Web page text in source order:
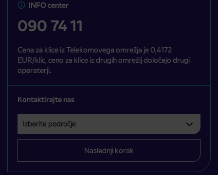
INFO center
090 74 11
Cena za klice iz Telekomovega omrežja je 0,4172
EUR/klic, ceno za klice iz drugih omrežij določajo drugi
operaterji.
Kontaktirajte nas
Izberite področje
Področje je obvezno izbrati.
Naslednji korak